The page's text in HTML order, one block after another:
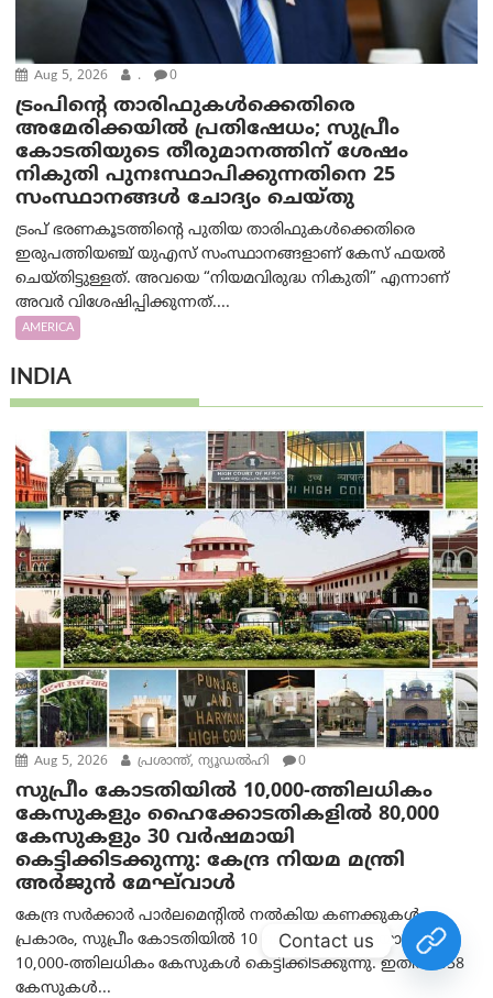
Aug 5, 2026 . 0
ട്രംപിന്റെ താരിഫുകൾക്കെതിരെ
അമേരിക്കയില്‍ പ്രതിഷേധം; സുപ്രീം
കോടതിയുടെ തീരുമാനത്തിന് ശേഷം
നികുതി പുനഃസ്ഥാപിക്കുന്നതിനെ 25
സംസ്ഥാനങ്ങൾ ചോദ്യം ചെയ്തു
ട്രംപ് ഭരണകൂടത്തിന്റെ പുതിയ താരിഫുകൾക്കെതിരെ
ഇരുപത്തിയഞ്ച് യുഎസ് സംസ്ഥാനങ്ങളാണ് കേസ് ഫയൽ
ചെയ്തിട്ടുള്ളത്. അവയെ “നിയമവിരുദ്ധ നികുതി” എന്നാണ്
അവര്‍ വിശേഷിപ്പിക്കുന്നത്....
AMERICA
INDIA
Aug 5, 2026 പ്രശാന്ത്, ന്യൂഡല്‍ഹി 0
സുപ്രീം കോടതിയിൽ 10,000-ത്തിലധികം
കേസുകളും ഹൈക്കോടതികളിൽ 80,000
കേസുകളും 30 വർഷമായി
കെട്ടിക്കിടക്കുന്നു: കേന്ദ്ര നിയമ മന്ത്രി
അര്‍ജുന്‍ മേഘ്‌വാള്‍
കേന്ദ്ര സർക്കാർ പാർലമെന്റിൽ നൽകിയ കണക്കുകൾ
പ്രകാരം, സുപ്രീം കോടതിയിൽ 10 വർഷത്തിലേറെയായി
10,000-ത്തിലധികം കേസുകൾ കെട്ടിക്കിടക്കുന്നു. ഇതിൽ 558
കേസുകൾ...
Contact us